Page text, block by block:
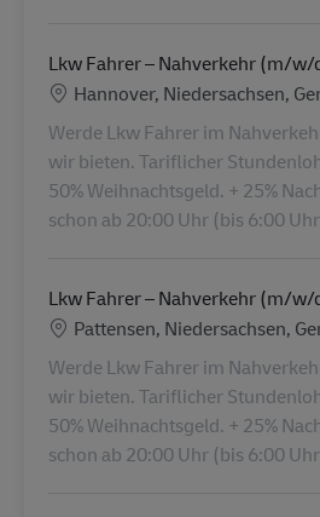
Lkw Fahrer – Nahverkehr (m/w/
Locatie
Hannover, Niedersachsen,
Werde Lkw Fahrer im
wir bieten. Tariflicher
50% Weihnachtsgeld. + 25%
schon ab 20:00 Uhr (bis 6:00
Lkw Fahrer – Nahverkehr (m/w/
Locatie
Pattensen, Niedersachsen,
Werde Lkw Fahrer im
wir bieten. Tariflicher
50% Weihnachtsgeld. + 25%
schon ab 20:00 Uhr (bis 6:00